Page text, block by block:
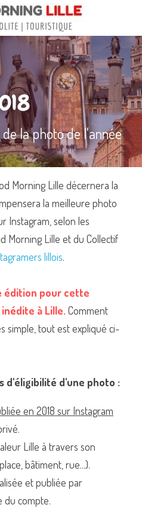
nos livres sur Lille
la photo de l'année
Morning Lille décernera la
la meilleure photo
Instagram, selon les
Morning Lille et du Collectif
lillois.
édition pour cette
à Lille. Comment
simple, tout est expliqué ci-
d'éligibilité d'une photo :
en 2018 sur Instagram
Lille à travers son
bâtiment, rue...).
et publiée par
du compte.